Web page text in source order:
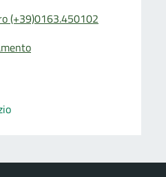
(+39)0163.450102